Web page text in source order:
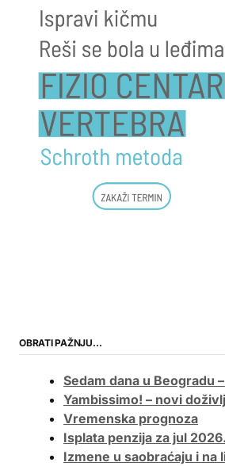
OBRATI PAŽNJU…
Sedam dana u Beogradu
Yambissimo! – novi
Vremenska prognoza
Isplata penzija za jul 2026.
Izmene u saobraćaju i na